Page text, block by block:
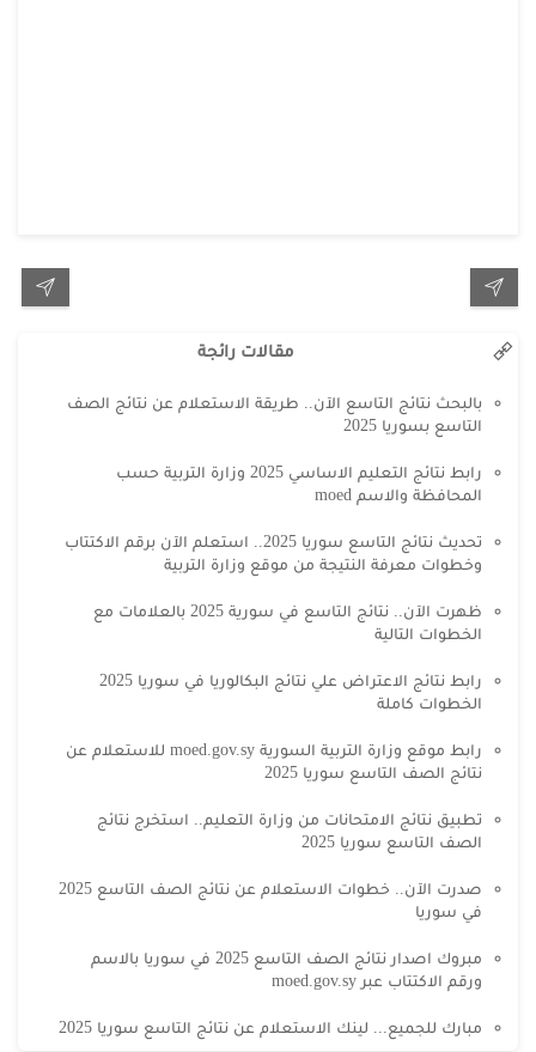
مقالات رائجة
بالبحث نتائج التاسع الآن.. طريقة الاستعلام عن نتائج الصف
التاسع بسوريا 2025
رابط نتائج التعليم الاساسي 2025 وزارة التربية حسب
المحافظة والاسم moed
تحديث نتائج التاسع سوريا 2025.. استعلم الآن برقم الاكتتاب
وخطوات معرفة النتيجة من موقع وزارة التربية
ظهرت الآن.. نتائج التاسع في سورية 2025 بالعلامات مع
الخطوات التالية
رابط نتائج الاعتراض علي نتائج البكالوريا في سوريا 2025
الخطوات كاملة
رابط موقع وزارة التربية السورية moed.gov.sy للاستعلام عن
نتائج الصف التاسع سوريا 2025
تطبيق نتائج الامتحانات من وزارة التعليم.. استخرج نتائج
الصف التاسع سوريا 2025
صدرت الآن.. خطوات الاستعلام عن نتائج الصف التاسع 2025
في سوريا
مبروك اصدار نتائج الصف التاسع 2025 في سوريا بالاسم
ورقم الاكتتاب عبر moed.gov.sy
مبارك للجميع... لينك الاستعلام عن نتائج التاسع سوريا 2025